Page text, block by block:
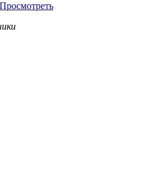
Просмотреть